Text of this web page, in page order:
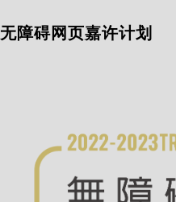
无障碍网页嘉许计划